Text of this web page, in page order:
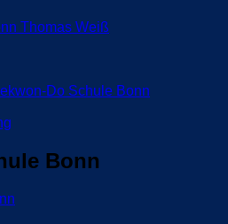
Weiß
Do Schule Bonn
Bonn